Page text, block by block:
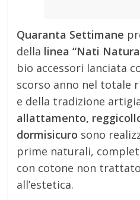
Quaranta Settimane
della linea “Nati
bio accessori lanciata
scorso anno nel totale
e della tradizione
allattamento,
dormisicuro sono
prime naturali,
con cotone non
all’estetica.